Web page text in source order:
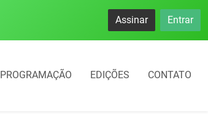
começará em 10 dias em Frederico
Assinar Entrar
PROGRAMAÇÃO EDIÇÕES CONTATO